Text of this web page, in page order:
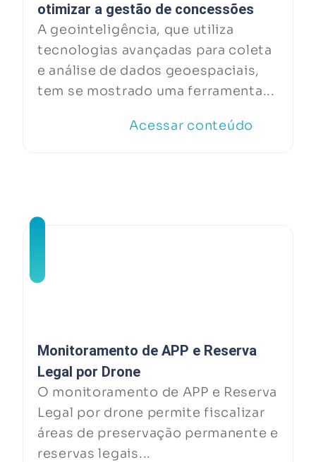
otimizar a gestão de concessões
A geointeligência, que utiliza
tecnologias avançadas para coleta
e análise de dados geoespaciais,
tem se mostrado uma ferramenta...
Acessar conteúdo
Monitoramento de APP e Reserva
Legal por Drone
O monitoramento de APP e Reserva
Legal por drone permite fiscalizar
áreas de preservação permanente e
reservas legais...